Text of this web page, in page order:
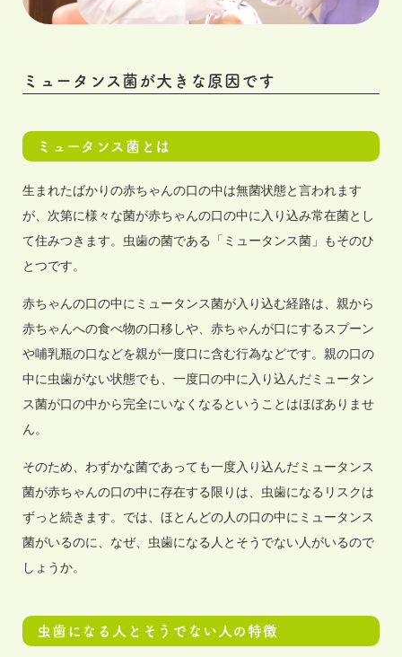
ミュータンス菌が大きな原因です
ミュータンス菌とは
生まれたばかりの赤ちゃんの口の中は無菌状態と言われます
が、次第に様々な菌が赤ちゃんの口の中に入り込み常在菌とし
て住みつきます。虫歯の菌である「ミュータンス菌」もそのひ
とつです。
赤ちゃんの口の中にミュータンス菌が入り込む経路は、親から
赤ちゃんへの食べ物の口移しや、赤ちゃんが口にするスプーン
や哺乳瓶の口などを親が一度口に含む行為などです。親の口の
中に虫歯がない状態でも、一度口の中に入り込んだミュータン
ス菌が口の中から完全にいなくなるということはほぼありませ
ん。
そのため、わずかな菌であっても一度入り込んだミュータンス
菌が赤ちゃんの口の中に存在する限りは、虫歯になるリスクは
ずっと続きます。では、ほとんどの人の口の中にミュータンス
菌がいるのに、なぜ、虫歯になる人とそうでない人がいるので
しょうか。
虫歯になる人とそうでない人の特徴